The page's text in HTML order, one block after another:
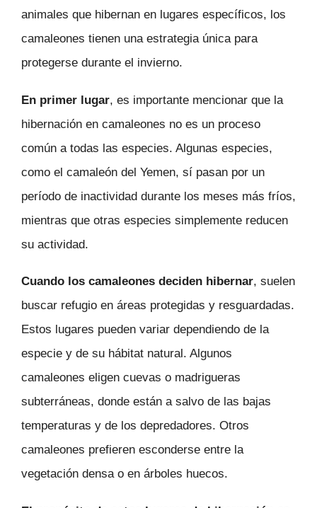
animales que hibernan en lugares específicos, los
camaleones tienen una estrategia única para
protegerse durante el invierno.
En primer lugar, es importante mencionar que la
hibernación en camaleones no es un proceso
común a todas las especies. Algunas especies,
como el camaleón del Yemen, sí pasan por un
período de inactividad durante los meses más fríos,
mientras que otras especies simplemente reducen
su actividad.
Cuando los camaleones deciden hibernar, suelen
buscar refugio en áreas protegidas y resguardadas.
Estos lugares pueden variar dependiendo de la
especie y de su hábitat natural. Algunos
camaleones eligen cuevas o madrigueras
subterráneas, donde están a salvo de las bajas
temperaturas y de los depredadores. Otros
camaleones prefieren esconderse entre la
vegetación densa o en árboles huecos.